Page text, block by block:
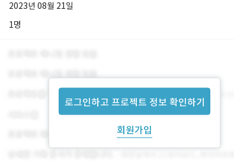
2023년 08월 21일
1명
로그인하고 프로젝트 정보 확인하기
회원가입